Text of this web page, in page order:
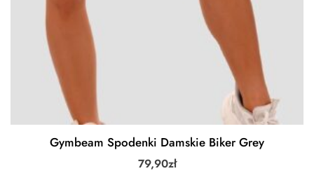
Gymbeam Spodenki Damskie Biker Grey
79,90zł